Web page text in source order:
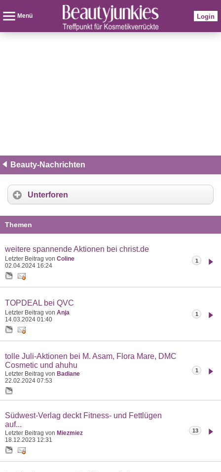
Menü Login
Beauty-Nachrichten
Unterforen
Themen
weitere spannende Aktionen bei christ.de
Letzter Beitrag von Coline
02.04.2024 16:24
1
TOPDEAL bei QVC
Letzter Beitrag von Anja
14.03.2024 01:40
1
tolle Juli-Aktionen bei M. Asam, Flora Mare, DMC
Cosmetic und ahuhu
Letzter Beitrag von Badiane
22.02.2024 07:53
1
Südwest-Verlag deckt Fitness- und Fettlügen
auf...
Letzter Beitrag von Miezmiez
18.12.2023 12:31
13